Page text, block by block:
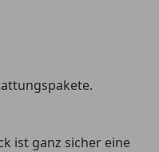
ist ganz sicher eine